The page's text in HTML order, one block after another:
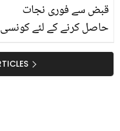
قبض سے فوری نجات
حاصل کرنے کے لئے کونسی
جائے؟ جانیئے ماہرین اس
حوالے سے کیا مشورہ دیتے